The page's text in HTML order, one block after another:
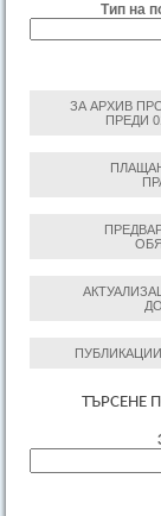
Тип на
ЗА АРХИВ
ПРЕДИ
ТЪРСЕНЕ